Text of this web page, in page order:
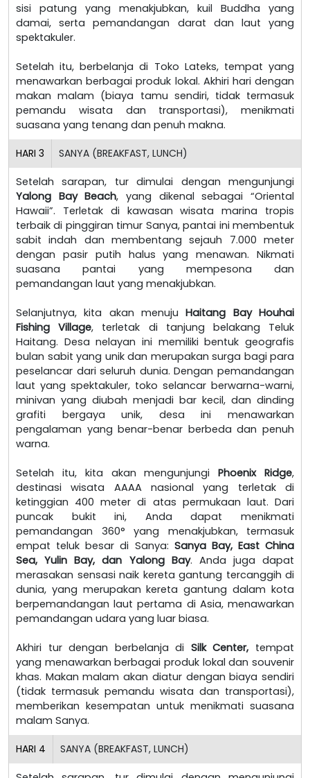
sisi patung yang menakjubkan, kuil Buddha yang
damai, serta pemandangan darat dan laut yang
spektakuler.
Setelah itu, berbelanja di Toko Lateks, tempat yang
menawarkan berbagai produk lokal. Akhiri hari dengan
makan malam (biaya tamu sendiri, tidak termasuk
pemandu wisata dan transportasi), menikmati
suasana yang tenang dan penuh makna.
HARI 3 SANYA (BREAKFAST, LUNCH)
Setelah sarapan, tur dimulai dengan mengunjungi
Yalong Bay Beach, yang dikenal sebagai “Oriental
Hawaii”. Terletak di kawasan wisata marina tropis
terbaik di pinggiran timur Sanya, pantai ini membentuk
sabit indah dan membentang sejauh 7.000 meter
dengan pasir putih halus yang menawan. Nikmati
suasana pantai yang mempesona dan
pemandangan laut yang menakjubkan.
Selanjutnya, kita akan menujuHaitang Bay Houhai
Fishing Village, terletak di tanjung belakang Teluk
Haitang. Desa nelayan ini memiliki bentuk geografis
bulan sabit yang unik dan merupakan surga bagi para
peselancar dari seluruh dunia. Dengan pemandangan
laut yang spektakuler, toko selancar berwarna-warni,
minivan yang diubah menjadi bar kecil, dan dinding
grafiti bergaya unik, desa ini menawarkan
pengalaman yang benar-benar berbeda dan penuh
warna.
Setelah itu, kita akan mengunjungiPhoenix Ridge,
destinasi wisata AAAA nasional yang terletak di
ketinggian 400 meter di atas permukaan laut. Dari
puncak bukit ini, Anda dapat menikmati
pemandangan 360° yang menakjubkan, termasuk
empat teluk besar di Sanya: Sanya Bay, East China
Sea, Yulin Bay, dan Yalong Bay. Anda juga dapat
merasakan sensasi naik kereta gantung tercanggih di
dunia, yang merupakan kereta gantung dalam kota
berpemandangan laut pertama di Asia, menawarkan
pemandangan udara yang luar biasa.
Akhiri tur dengan berbelanja di Silk Center, tempat
yang menawarkan berbagai produk lokal dan souvenir
khas. Makan malam akan diatur dengan biaya sendiri
(tidak termasuk pemandu wisata dan transportasi),
memberikan kesempatan untuk menikmati suasana
malam Sanya.
HARI 4 SANYA (BREAKFAST, LUNCH)